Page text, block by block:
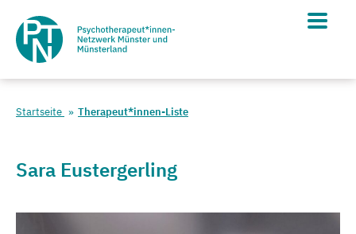
Startseite Therapeut*innen-Liste
Sara Eustergerling